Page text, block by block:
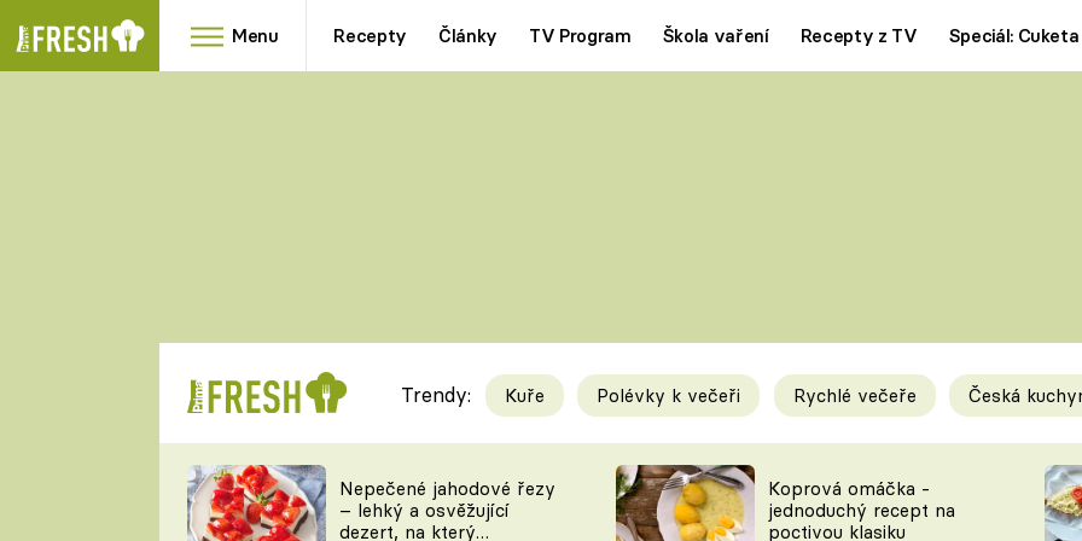
Menu Recepty Články TV Program Škola vaření Recepty z TV Speciál: Cuketa
RYCHLOVKY
Videorecepty
TEĎ VAŘÍ ŠÉF!
Tipy a triky
KAM ZA JÍDLEM
Trendy: Kuře Polévky k večeři Rychlé večeře Česká
Nepečené jahodové řezy
– lehký a osvěžující
dezert, na který
Koprová omáčka -
jednoduchý recept na
poctivou klasiku